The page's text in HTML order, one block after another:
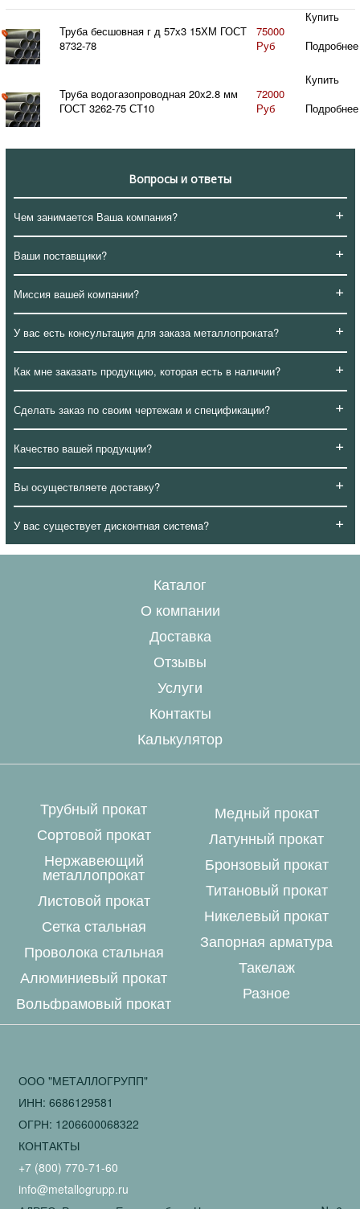
Труба бесшовная г д 57х3 15ХМ ГОСТ
8732-78
75000
Руб
Купить
Подробнее
Труба водогазопроводная 20х2.8 мм
ГОСТ 3262-75 СТ10
72000
Руб
Купить
Подробнее
Вопросы и ответы
+
Чем занимается Ваша компания?
+
Ваши поставщики?
+
Миссия вашей компании?
+
У вас есть консультация для заказа металлопроката?
+
Как мне заказать продукцию, которая есть в наличии?
+
Сделать заказ по своим чертежам и спецификации?
+
Качество вашей продукции?
+
Вы осуществляете доставку?
+
У вас существует дисконтная система?
Каталог
О компании
Доставка
Отзывы
Услуги
Контакты
Калькулятор
Трубный прокат
Сортовой прокат
Нержавеющий
металлопрокат
Листовой прокат
Сетка стальная
Проволока стальная
Алюминиевый прокат
Вольфрамовый прокат
Медный прокат
Латунный прокат
Бронзовый прокат
Титановый прокат
Никелевый прокат
Запорная арматура
Такелаж
Разное
ООО "МЕТАЛЛОГРУПП"
ИНН: 6686129581
ОГРН: 1206600068322
КОНТАКТЫ
+7 (800) 770-71-60
info@metallogrupp.ru